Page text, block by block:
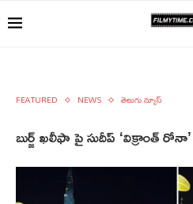
FEATURED NEWS తెలుగు న్యూస్
బుర్జ్ ఖలీఫా పై సుదీప్ ‘విక్రాంత్ రోనా’